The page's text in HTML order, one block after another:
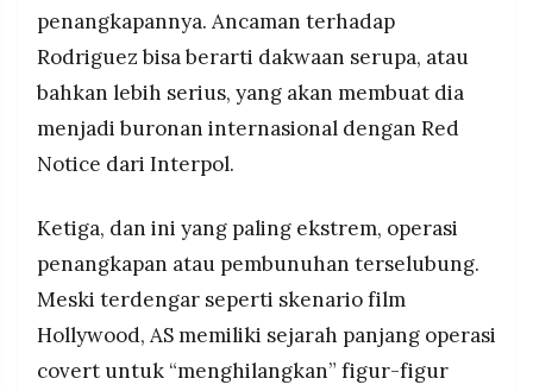
penangkapannya. Ancaman terhadap
Rodriguez bisa berarti dakwaan serupa, atau
bahkan lebih serius, yang akan membuat dia
menjadi buronan internasional dengan Red
Notice dari Interpol.
Ketiga, dan ini yang paling ekstrem, operasi
penangkapan atau pembunuhan terselubung.
Meski terdengar seperti skenario film
Hollywood, AS memiliki sejarah panjang operasi
covert untuk “menghilangkan” figur-figur